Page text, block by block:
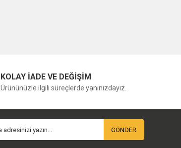
KOLAY İADE VE DEĞİŞİM
Ürününüzle ilgili süreçlerde yanınızdayız.
GÖNDER